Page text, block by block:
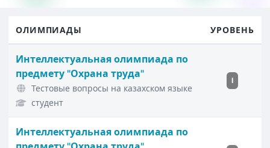
ОЛИМПИАДЫ УРОВЕНЬ
Интеллектуальная олимпиада по
предмету "Охрана труда"
Тестовые вопросы на казахском языке
студент
I
Интеллектуальная олимпиада по